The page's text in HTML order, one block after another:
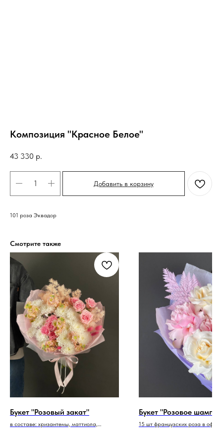
Композиция "Красное Белое"
43 330 р.
Добавить в корзину
101 роза Эквадор
Смотрите также
Букет "Розовый закат"
в составе: хризантемы, маттиола,
Букет "Розовое
15 шт французских роза в